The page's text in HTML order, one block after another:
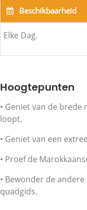
Beschikbaarheid
Elke Dag.
Hoogtepunten
• Geniet van de
loopt.
• Geniet van een
• Proef de
• Bewonder de
quadgids.